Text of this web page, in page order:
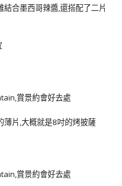
合墨西哥辣醬,還搭配了二片
片,大概就是8吋的烤披薩